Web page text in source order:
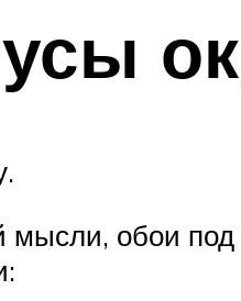
обои